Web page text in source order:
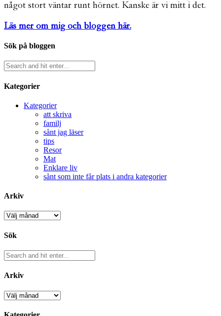
något stort väntar runt hörnet. Kanske är vi mitt i det.
Läs mer om mig och bloggen här.
Sök på bloggen
Kategorier
Kategorier
att skriva
familj
sånt jag läser
tips
Resor
Mat
Enklare liv
sånt som inte får plats i andra kategorier
Arkiv
Arkiv
Sök
Arkiv
Arkiv